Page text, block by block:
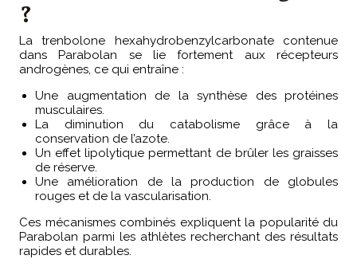
?
La trenbolone hexahydrobenzylcarbonate contenue
dans Parabolan se lie fortement aux récepteurs
androgènes, ce qui entraîne :
Une augmentation de la synthèse des protéines
musculaires.
La diminution du catabolisme grâce à la
conservation de l’azote.
Un effet lipolytique permettant de brûler les graisses
de réserve.
Une amélioration de la production de globules
rouges et de la vascularisation.
Ces mécanismes combinés expliquent la popularité du
Parabolan parmi les athlètes recherchant des résultats
rapides et durables.